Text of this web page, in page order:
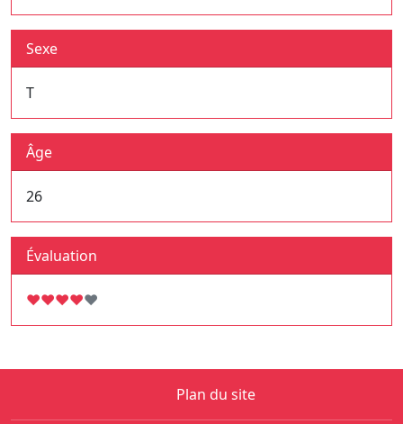
Sexe
T
Âge
26
Évaluation
♥♥♥♥♥
Plan du site